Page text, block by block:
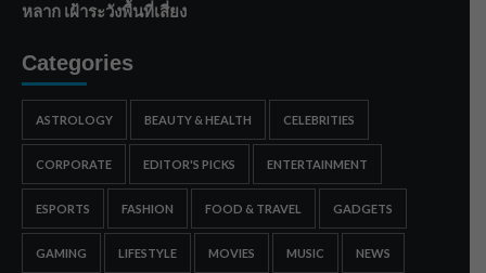
หลาก เฝ้าระวังพื้นที่เสี่ยง
Categories
ASTROLOGY BEAUTY & HEALTH CELEBRITIES
CORPORATE EDITOR'S PICKS ENTERTAINMENT
ESPORTS FASHION FOOD & TRAVEL GADGETS
GAMING LIFESTYLE MOVIES MUSIC NEWS